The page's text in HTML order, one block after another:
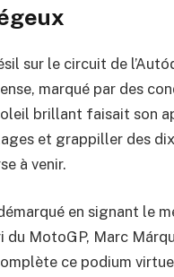
sur le circuit de
marqué par des
brillant faisait son
et grappiller des
à venir.
en signant le
MotoGP, Marc
ce podium